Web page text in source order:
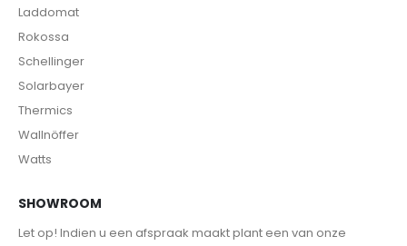
Laddomat
Rokossa
Schellinger
Solarbayer
Thermics
Wallnöffer
Watts
SHOWROOM
Let op! Indien u een afspraak maakt plant een van onze